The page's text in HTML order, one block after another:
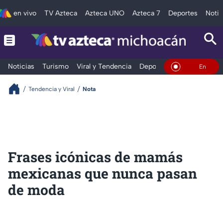
en vivo TV Azteca Azteca UNO Azteca 7 Deportes
Noticias Turismo Viral y Tendencia Deportes Espectáculos
En Vivo
Tendencia y Viral Nota
Frases icónicas de mamás
mexicanas que nunca pasan
de moda